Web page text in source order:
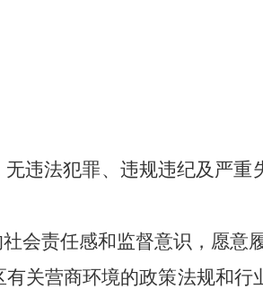
违法犯罪、违规违纪及严重
会责任感和监督意识，愿意
关营商环境的政策法规和